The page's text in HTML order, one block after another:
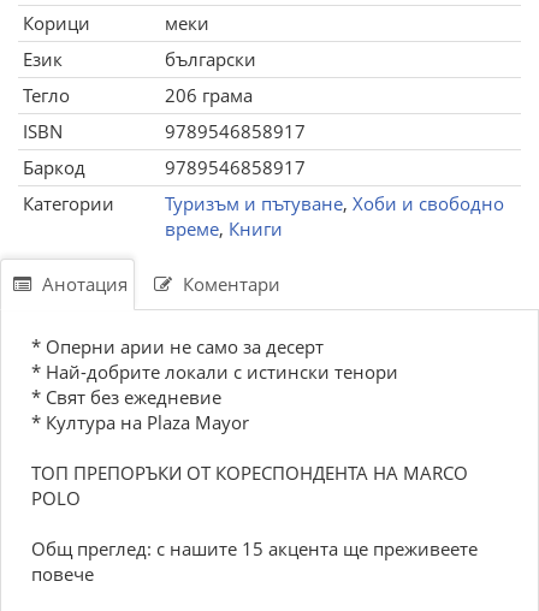
Корици
меки
Език
български
Тегло
206 грама
ISBN
9789546858917
Баркод
9789546858917
Категории
Туризъм и пътуване, Хоби и свободно
време, Книги
Анотация Коментари
* Оперни арии не само за десерт
* Най-добрите локали с истински тенори
* Свят без ежедневие
* Култура на Plaza Mayor
ТОП ПРЕПОРЪКИ ОТ КОРЕСПОНДЕНТА НА MARCO
POLO
Общ преглед: с нашите 15 акцента ще преживеете
повече